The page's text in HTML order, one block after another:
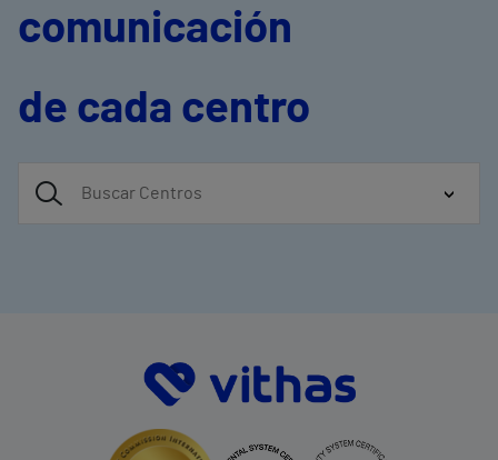
comunicación
de cada centro